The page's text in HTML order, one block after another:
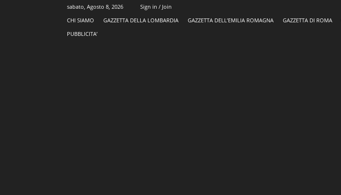
sabato, Agosto 8, 2026
Sign in / Join
CHI SIAMO
GAZZETTA DELLA LOMBARDIA GAZZETTA DELL’EMILIA ROMAGNA GAZZETTA DI ROMA
PUBBLICITA’